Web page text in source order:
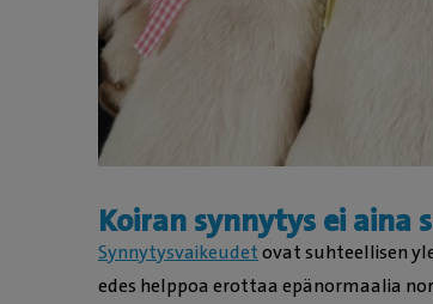
Koiran synnytys ei aina
Synnytysvaikeudetovat suhteellisen
edes helppoa erottaa epänormaalia